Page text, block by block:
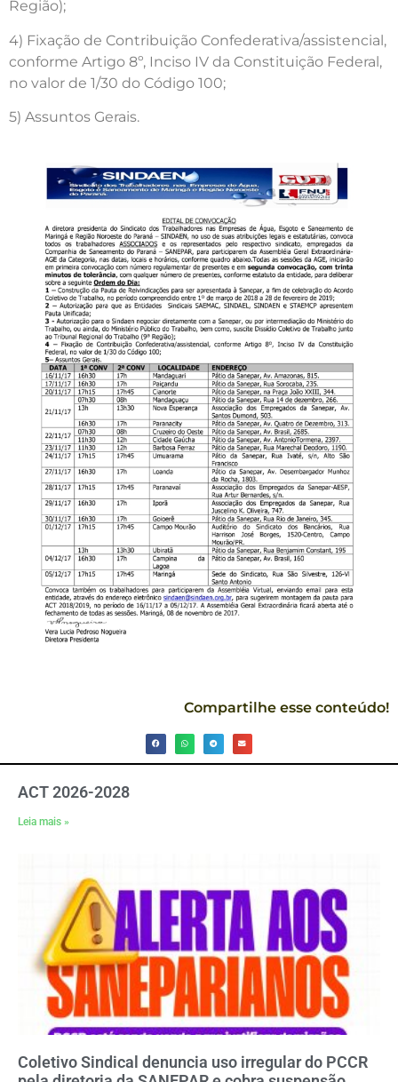
Região);
4) Fixação de Contribuição Confederativa/assistencial,
conforme Artigo 8º, Inciso IV da Constituição Federal,
no valor de 1/30 do Código 100;
5) Assuntos Gerais.
Compartilhe esse conteúdo!
ACT 2026-2028
Leia mais »
Coletivo Sindical denuncia uso irregular do PCCR